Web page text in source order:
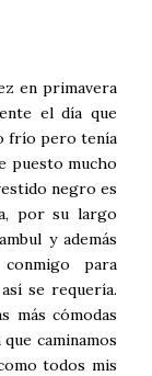
en primavera
el día que
frío pero tenía
puesto mucho
negro es
por su largo
y además
para
se requería.
más cómodas
caminamos
todos mis